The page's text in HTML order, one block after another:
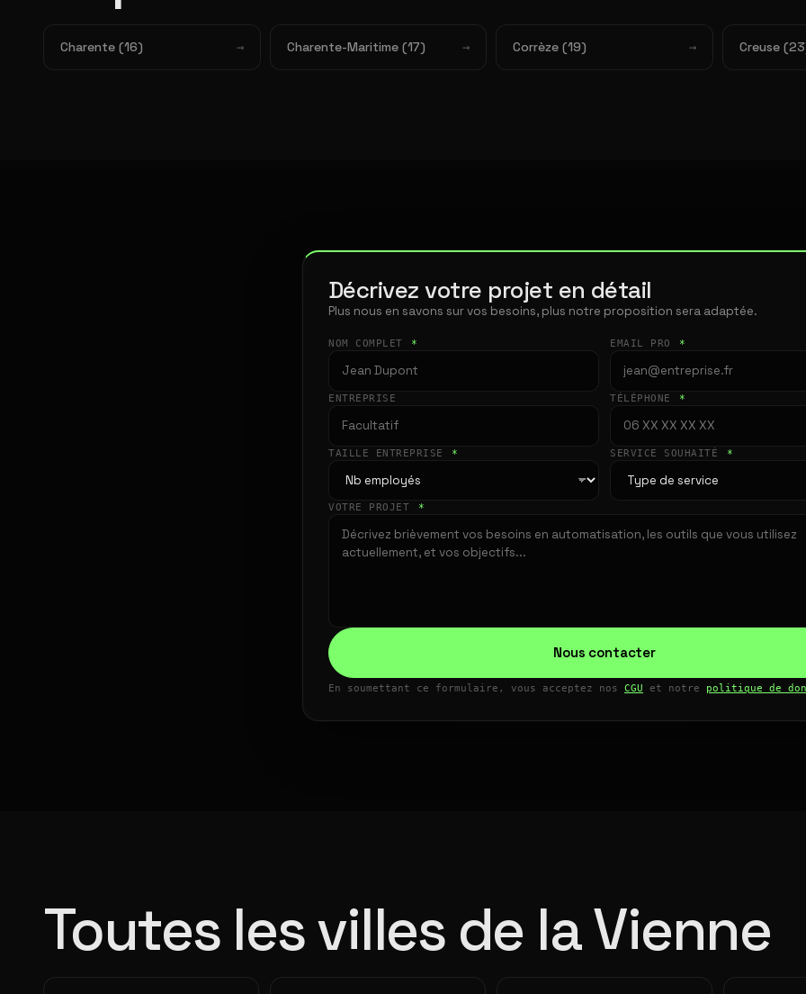
Charente (16) Charente-Maritime (17) Corrèze (19) Creuse
Décrivez votre projet en détail
Plus nous en savons sur vos besoins, plus notre proposition sera adaptée.
NOM COMPLET * EMAIL PRO *
ENTREPRISE TÉLÉPHONE *
TAILLE ENTREPRISE * SERVICE SOUHAITÉ *
VOTRE PROJET *
Nous contacter
En soumettant ce formulaire, vous acceptez nos CGU et notre politique de
Toutes les villes de la Vienne